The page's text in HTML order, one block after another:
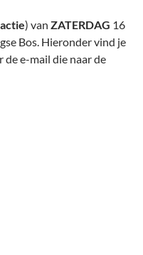
) van ZATERDAG 16
Bos. Hieronder vind je
e-mail die naar de